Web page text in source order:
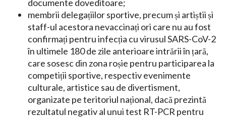
documente doveditoare;
membrii delegațiilor sportive, precum și artiștii și
staff-ul acestora nevaccinați ori care nu au fost
confirmați pentru infecția cu virusul SARS-CoV-2
în ultimele 180 de zile anterioare intrării în țară,
care sosesc din zona roșie pentru participarea la
competiții sportive, respectiv evenimente
culturale, artistice sau de divertisment,
organizate pe teritoriul național, dacă prezintă
rezultatul negativ al unui test RT-PCR pentru